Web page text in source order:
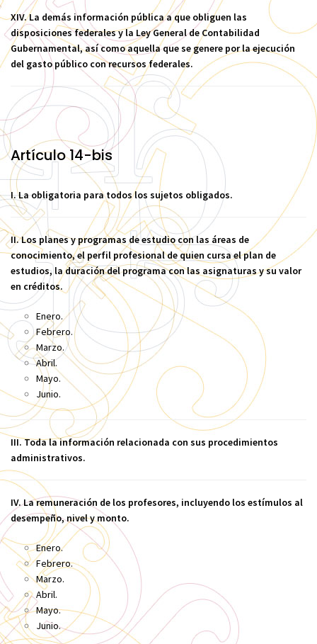
XIV. La demás información pública a que obliguen las
disposiciones federales y la Ley General de Contabilidad
Gubernamental, así como aquella que se genere por la ejecución
del gasto público con recursos federales.
Artículo 14-bis
I. La obligatoria para todos los sujetos obligados.
II. Los planes y programas de estudio con las áreas de
conocimiento, el perfil profesional de quien cursa el plan de
estudios, la duración del programa con las asignaturas y su valor
en créditos.
Enero.
Febrero.
Marzo.
Abril.
Mayo.
Junio.
III. Toda la información relacionada con sus procedimientos
administrativos.
IV. La remuneración de los profesores, incluyendo los estímulos al
desempeño, nivel y monto.
Enero.
Febrero.
Marzo.
Abril.
Mayo.
Junio.